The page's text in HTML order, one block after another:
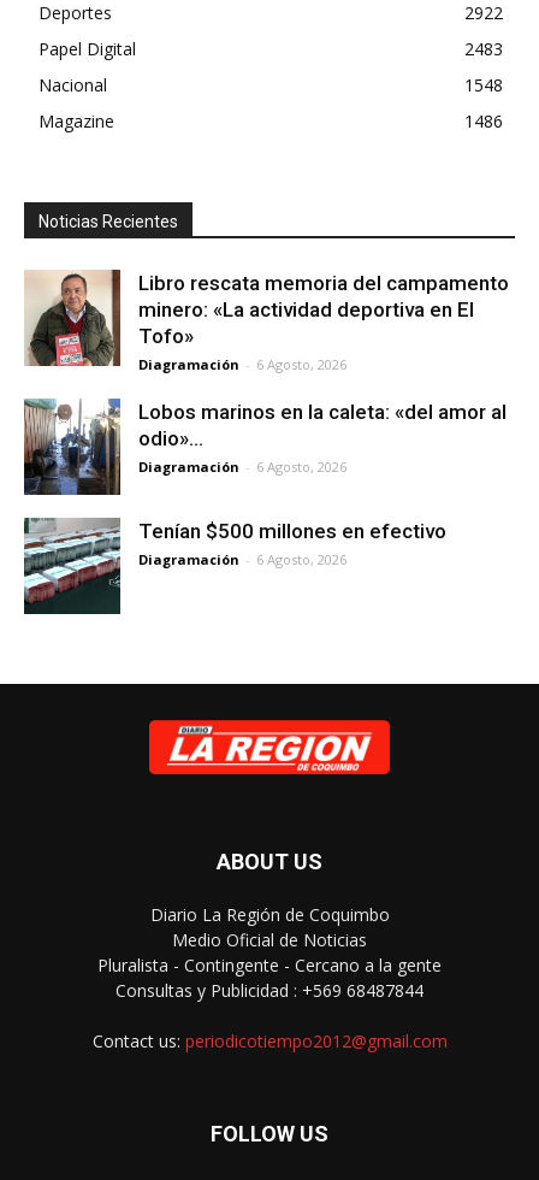
Deportes
2922
Papel Digital
2483
Nacional
1548
Magazine
1486
Noticias Recientes
Libro rescata memoria del campamento
minero: «La actividad deportiva en El
Tofo»
Diagramación - 6 Agosto, 2026
Lobos marinos en la caleta: «del amor al
odio»…
Diagramación - 6 Agosto, 2026
Tenían $500 millones en efectivo
Diagramación - 6 Agosto, 2026
ABOUT US
Diario La Región de Coquimbo
Medio Oficial de Noticias
Pluralista - Contingente - Cercano a la gente
Consultas y Publicidad : +569 68487844
Contact us: periodicotiempo2012@gmail.com
FOLLOW US